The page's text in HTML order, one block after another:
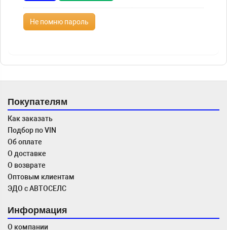
Не помню пароль
Покупателям
Как заказать
Подбор по VIN
Об оплате
О доставке
О возврате
Оптовым клиентам
ЭДО с АВТОСЕЛС
Информация
О компании